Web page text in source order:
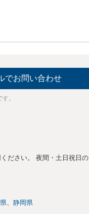
でお問い合わせ
。
ださい。 夜間・土日祝日の
静岡県